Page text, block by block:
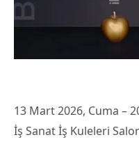
13 Mart 2026, Cuma –
İş Sanat İş Kuleleri